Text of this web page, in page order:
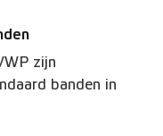
zijn
banden in